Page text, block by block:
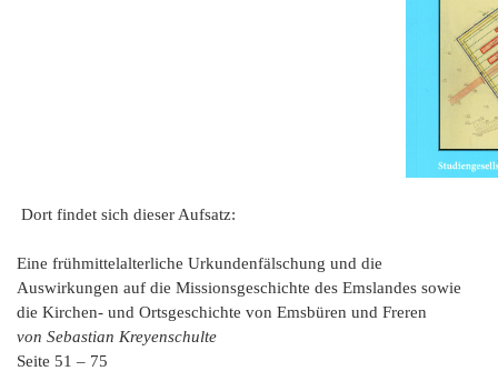
Dort findet sich dieser Aufsatz:
Eine frühmittelalterliche Urkundenfälschung und die
Auswirkungen auf die Missionsgeschichte des Emslandes sowie
die Kirchen- und Ortsgeschichte von Emsbüren und Freren
von Sebastian Kreyenschulte
Seite 51 – 75